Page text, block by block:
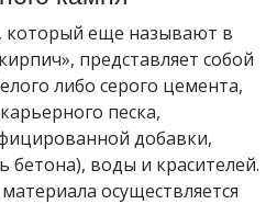
еще называют в
представляет собой
либо серого цемента,
песка,
добавки,
воды и красителей.
осуществляется